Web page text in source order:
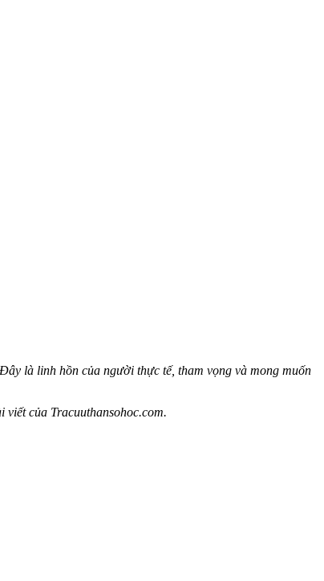
là linh hồn của người thực tế, tham vọng và mong muốn
của Tracuuthansohoc.com.